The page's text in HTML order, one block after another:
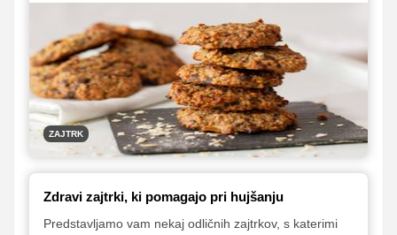
si jih lahko pripravite na zalogo in jih imate tako vedno
pri roki, ko si zaradi jutranje naglice ne utegnete
pripraviti zajtrka, lahko pa jih odnesete tudi v službo in
si jih privoščite za malico.
ZAJTRK
Zdravi zajtrki, ki pomagajo pri hujšanju
Predstavljamo vam nekaj odličnih zajtrkov, s katerimi